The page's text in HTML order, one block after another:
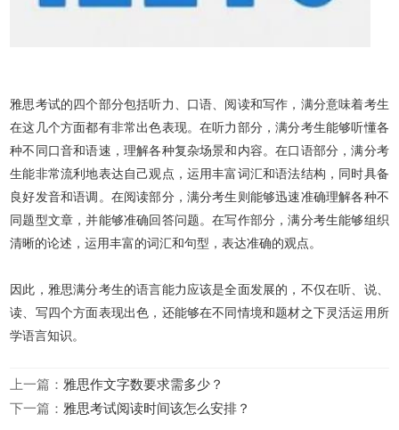
雅思考试的四个部分包括听力、口语、阅读和写作，满分意味着考生
在这几个方面都有非常出色表现。在听力部分，满分考生能够听懂各
种不同口音和语速，理解各种复杂场景和内容。在口语部分，满分考
生能非常流利地表达自己观点，运用丰富词汇和语法结构，同时具备
良好发音和语调。在阅读部分，满分考生则能够迅速准确理解各种不
同题型文章，并能够准确回答问题。在写作部分，满分考生能够组织
清晰的论述，运用丰富的词汇和句型，表达准确的观点。
因此，雅思满分考生的语言能力应该是全面发展的，不仅在听、说、
读、写四个方面表现出色，还能够在不同情境和题材之下灵活运用所
学语言知识。
上一篇： 雅思作文字数要求需多少？
下一篇： 雅思考试阅读时间该怎么安排？